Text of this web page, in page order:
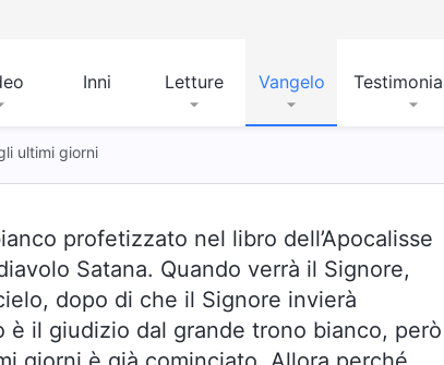
Inni Letture Vangelo
ultimi giorni
profetizzato nel libro dell’Apocalisse
Satana. Quando verrà il Signore,
dopo di che il Signore invierà
il giudizio dal grande trono bianco, però